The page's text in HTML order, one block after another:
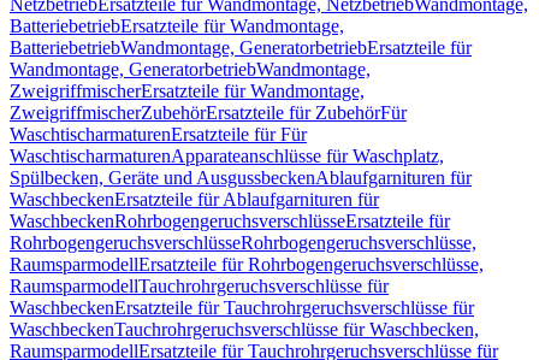
NetzbetriebErsatzteile für Wandmontage, NetzbetriebWandmontage,
BatteriebetriebErsatzteile für Wandmontage,
BatteriebetriebWandmontage, GeneratorbetriebErsatzteile für
Wandmontage, GeneratorbetriebWandmontage,
ZweigriffmischerErsatzteile für Wandmontage,
ZweigriffmischerZubehörErsatzteile für ZubehörFür
WaschtischarmaturenErsatzteile für Für
WaschtischarmaturenApparateanschlüsse für Waschplatz,
Spülbecken, Geräte und AusgussbeckenAblaufgarnituren für
WaschbeckenErsatzteile für Ablaufgarnituren für
WaschbeckenRohrbogengeruchsverschlüsseErsatzteile für
RohrbogengeruchsverschlüsseRohrbogengeruchsverschlüsse,
RaumsparmodellErsatzteile für Rohrbogengeruchsverschlüsse,
RaumsparmodellTauchrohrgeruchsverschlüsse für
WaschbeckenErsatzteile für Tauchrohrgeruchsverschlüsse für
WaschbeckenTauchrohrgeruchsverschlüsse für Waschbecken,
RaumsparmodellErsatzteile für Tauchrohrgeruchsverschlüsse für